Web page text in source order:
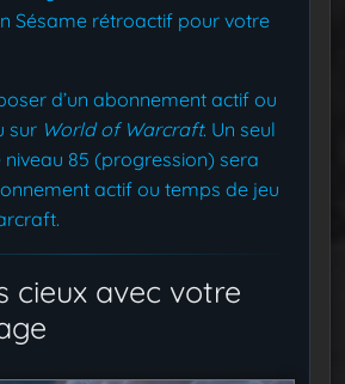
Sésame rétroactif pour votre
d’un abonnement actif ou
sur World of Warcraft. Un seul
85 (progression) sera
actif ou temps de jeu
cieux avec votre